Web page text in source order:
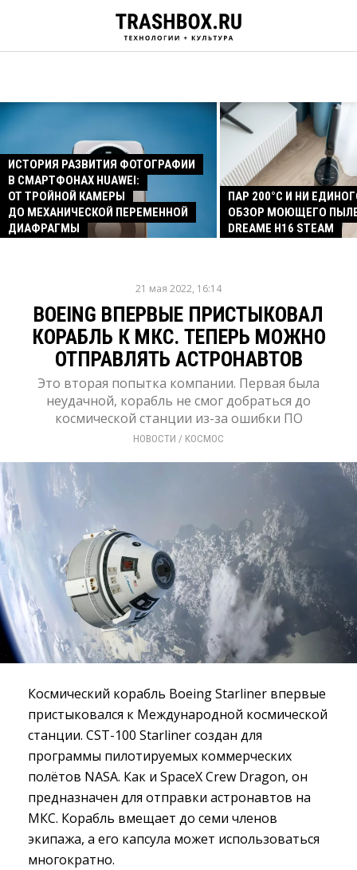
ИСТОРИЯ РАЗВИТИЯ ФОТОГРАФИИ
В СМАРТФОНАХ HUAWEI:
ОТ ТРОЙНОЙ КАМЕРЫ
ДО МЕХАНИЧЕСКОЙ ПЕРЕМЕННОЙ
ДИАФРАГМЫ
ПАР 200°C И НИ
ОБЗОР МОЮЩЕГО
DREAME H16 STEAM
21 мая 2022, 16:14
BOEING ВПЕРВЫЕ ПРИСТЫКОВАЛ
КОРАБЛЬ К МКС. ТЕПЕРЬ МОЖНО
ОТПРАВЛЯТЬ АСТРОНАВТОВ
Это вторая попытка компании. Первая была
неудачной, корабль не смог добраться до
космической станции из-за ошибки ПО
НОВОСТИ / КОСМОС
Космический корабль Boeing Starliner впервые
пристыковался к Международной космической
станции. CST-100 Starliner создан для
программы пилотируемых коммерческих
полётов NASA. Как и SpaceX Crew Dragon, он
предназначен для отправки астронавтов на
МКС. Корабль вмещает до семи членов
экипажа, а его капсула может использоваться
многократно.